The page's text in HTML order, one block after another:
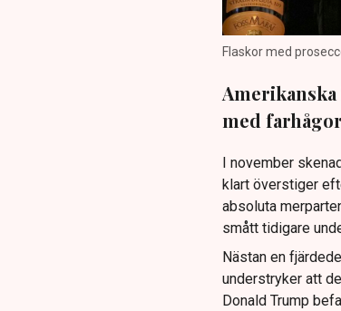
Flaskor med
med
I november
klart överstiger
absoluta
smått tidigare
Nästan en
understryker att
Donald Trump